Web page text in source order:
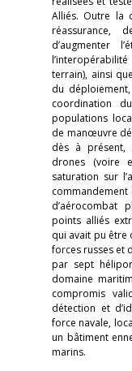
Alliés. Outre la
réassurance,
d’augmenter
terrain), ainsi
du
coordination
populations
de manœuvre
dès à présent,
drones (voire
saturation sur
commandement
d’aérocombat
points alliés
qui avait pu être
forces russes et
par sept
domaine
compromis
détection et
force navale,
un bâtiment
marins.